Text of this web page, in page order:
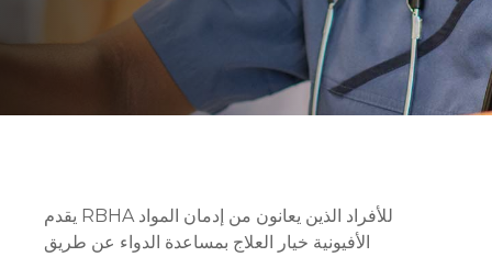
يقدم RBHA للأفراد الذين يعانون من إدمان المواد
الأفيونية خيار العلاج بمساعدة الدواء عن طريق